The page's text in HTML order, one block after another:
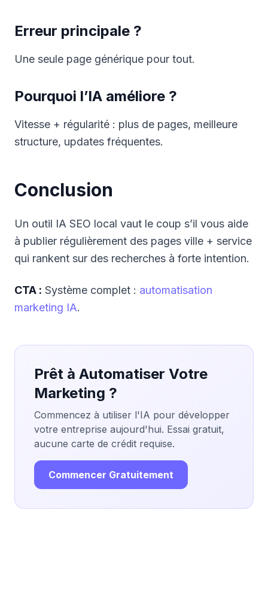
Erreur principale ?
Une seule page générique pour tout.
Pourquoi l’IA améliore ?
Vitesse + régularité : plus de pages, meilleure
structure, updates fréquentes.
Conclusion
Un outil IA SEO local vaut le coup s’il vous aide
à publier régulièrement des pages ville + service
qui rankent sur des recherches à forte intention.
CTA : Système complet : automatisation
marketing IA.
Prêt à Automatiser Votre
Marketing ?
Commencez à utiliser l'IA pour développer
votre entreprise aujourd'hui. Essai gratuit,
aucune carte de crédit requise.
Commencer Gratuitement